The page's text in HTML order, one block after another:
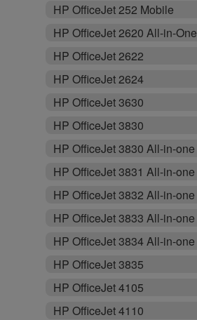
HP OfficeJet 252 Mobile
HP OfficeJet 2620 All-in-One
HP OfficeJet 2622
HP OfficeJet 2624
HP OfficeJet 3630
HP OfficeJet 3830
HP OfficeJet 3830 All-in-one
HP OfficeJet 3831 All-in-one
HP OfficeJet 3832 All-in-one
HP OfficeJet 3833 All-in-one
HP OfficeJet 3834 All-in-one
HP OfficeJet 3835
HP OfficeJet 4105
HP OfficeJet 4110